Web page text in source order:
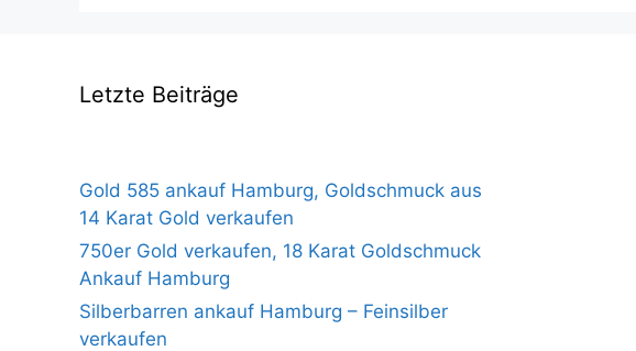
Letzte Beiträge
Gold 585 ankauf Hamburg, Goldschmuck aus
14 Karat Gold verkaufen
750er Gold verkaufen, 18 Karat Goldschmuck
Ankauf Hamburg
Silberbarren ankauf Hamburg – Feinsilber
verkaufen